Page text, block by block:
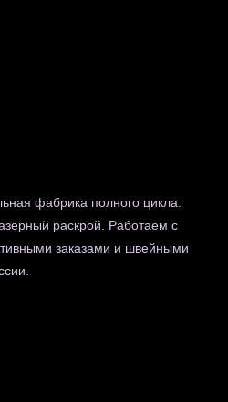
фабрика полного цикла:
раскрой. Работаем с
заказами и швейными